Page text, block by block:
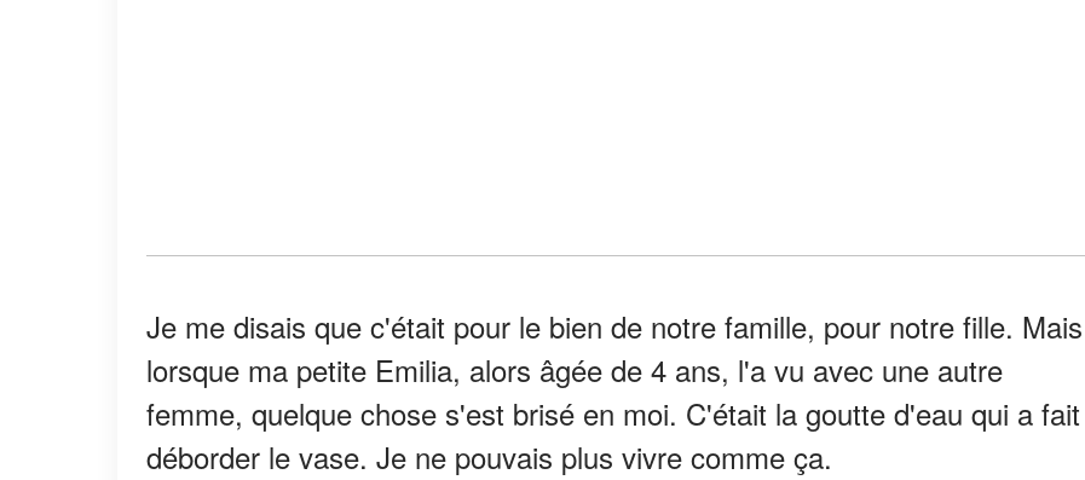
Je me disais que c'était pour le bien de notre famille, pour notre fille. Mais
lorsque ma petite Emilia, alors âgée de 4 ans, l'a vu avec une autre
femme, quelque chose s'est brisé en moi. C'était la goutte d'eau qui a fait
déborder le vase. Je ne pouvais plus vivre comme ça.